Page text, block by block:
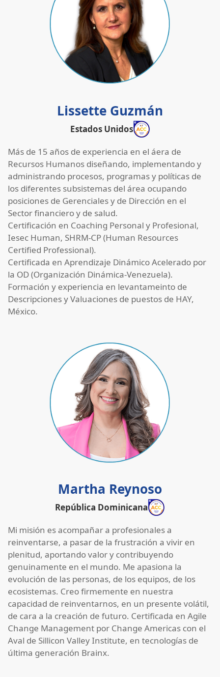
Lissette Guzmán
Estados Unidos
Más de 15 años de experiencia en el áera de
Recursos Humanos diseñando, implementando y
administrando procesos, programas y políticas de
los diferentes subsistemas del área ocupando
posiciones de Gerenciales y de Dirección en el
Sector financiero y de salud.
Certificación en Coaching Personal y Profesional,
Iesec Human, SHRM-CP (Human Resources
Certified Professional).
Certificada en Aprendizaje Dinámico Acelerado por
la OD (Organización Dinámica-Venezuela).
Formación y experiencia en levantameinto de
Descripciones y Valuaciones de puestos de HAY,
México.
Martha Reynoso
República Dominicana
Mi misión es acompañar a profesionales a
reinventarse, a pasar de la frustración a vivir en
plenitud, aportando valor y contribuyendo
genuinamente en el mundo. Me apasiona la
evolución de las personas, de los equipos, de los
ecosistemas. Creo firmemente en nuestra
capacidad de reinventarnos, en un presente volátil,
de cara a la creación de futuro. Certificada en Agile
Change Management por Change Americas con el
Aval de Sillicon Valley Institute, en tecnologías de
última generación Brainx.